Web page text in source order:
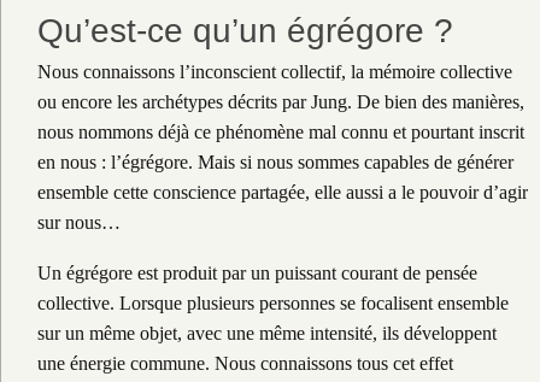
Qu’est-ce qu’un égrégore ?
Nous connaissons l’inconscient collectif, la mémoire collective
ou encore les archétypes décrits par Jung. De bien des manières,
nous nommons déjà ce phénomène mal connu et pourtant inscrit
en nous : l’égrégore. Mais si nous sommes capables de générer
ensemble cette conscience partagée, elle aussi a le pouvoir d’agir
sur nous…
Un égrégore est produit par un puissant courant de pensée
collective. Lorsque plusieurs personnes se focalisent ensemble
sur un même objet, avec une même intensité, ils développent
une énergie commune. Nous connaissons tous cet effet